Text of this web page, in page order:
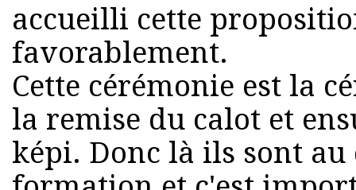
accueilli cette
favorablement.
Cette cérémonie est la
la remise du calot et
képi. Donc là ils sont